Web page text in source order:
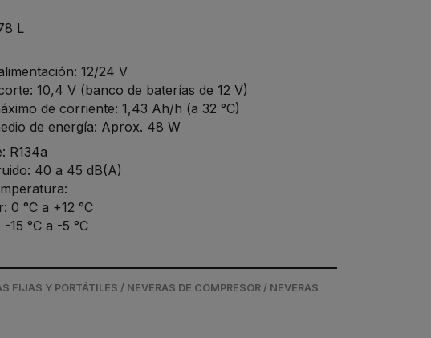
L
12/24 V
10,4 V (banco de baterías de 12 V)
de corriente: 1,43 Ah/h (a 32 °C)
de energía: Aprox. 48 W
R134a
40 a 45 dB(A)
0 °C a +12 °C
15 °C a -5 °C
FIJAS Y PORTÁTILES / NEVERAS DE COMPRESOR / NEVERAS